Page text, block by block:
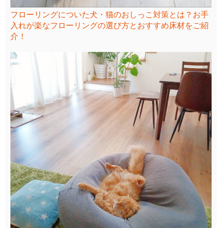
フローリングについた犬・猫のおしっこ対策とは？お手
入れが楽なフローリングの選び方とおすすめ床材をご紹
介！